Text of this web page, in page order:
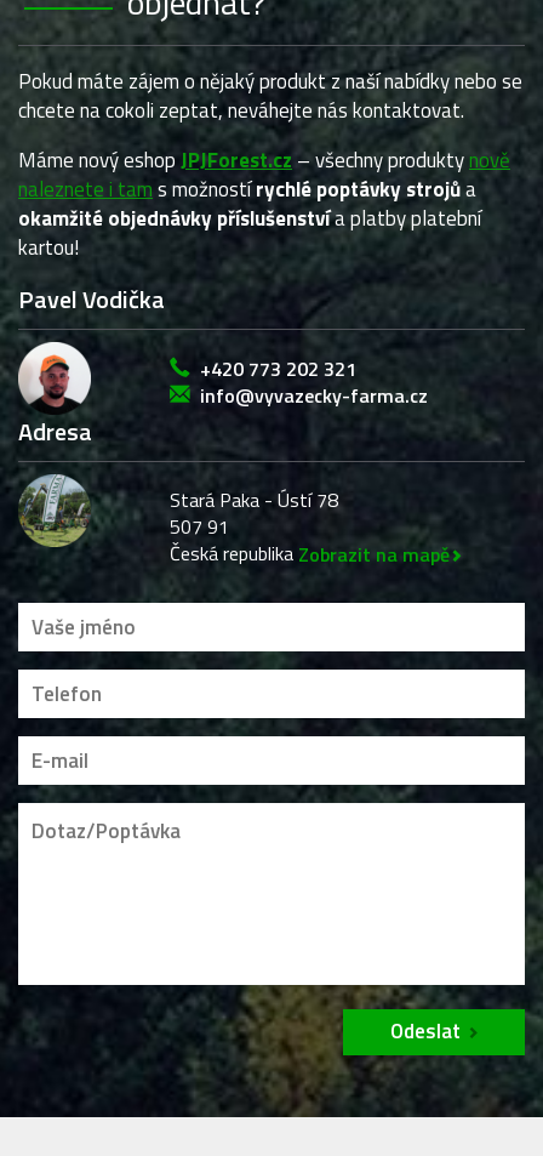
Pokud máte zájem o nějaký produkt z naší nabídky nebo se
chcete na cokoli zeptat, neváhejte nás kontaktovat.
Máme nový eshopJPJForest.cz – všechny produktynově
naleznete i tams možnostírychlé poptávky strojůa
okamžité objednávky příslušenstvía platby platební
kartou!
Pavel Vodička
+420 773 202 321
info@vyvazecky-farma.cz
Adresa
Stará Paka - Ústí 78
507 91
Česká republika Zobrazit na mapě
Odeslat